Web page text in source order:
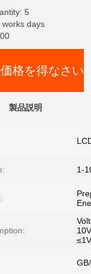
5
works days
格を得なさい
製品説明
1-